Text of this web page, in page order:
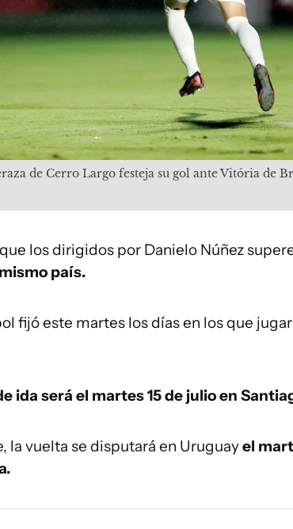
de Cerro Largo festeja su gol ante Vitória de
los dirigidos por Danielo Núñez
país.
fijó este martes los días en los que
ida será el martes 15 de julio en
la vuelta se disputará en Uruguayel